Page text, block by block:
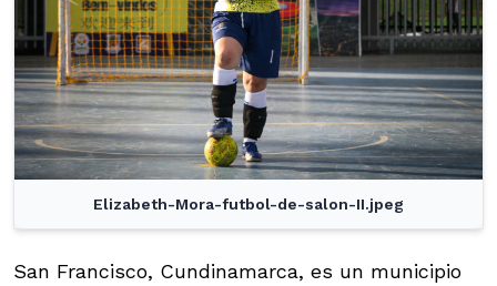
Elizabeth-Mora-futbol-de-salon-II.jpeg
San Francisco, Cundinamarca, es un municipio